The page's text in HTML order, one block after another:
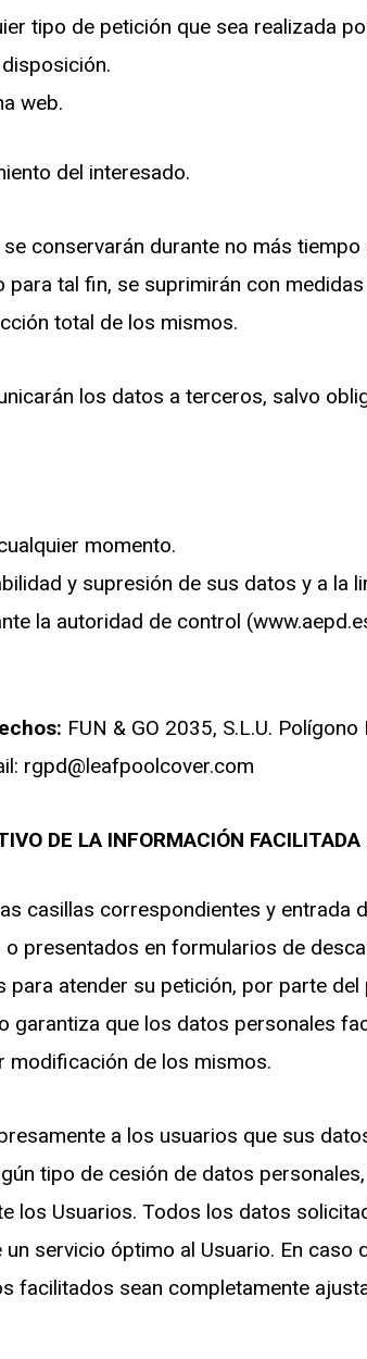
tipo de petición que sea realizada
web.
del interesado.
se conservarán durante no más
tal fin, se suprimirán con
total de los mismos.
los datos a terceros, salvo
momento.
y supresión de sus datos y a la
la autoridad de control
FUN & GO 2035, S.L.U.
rgpd@leafpoolcover.com
DE LA INFORMACIÓN FACILITADA
casillas correspondientes y entrada
presentados en formularios de
atender su petición, por parte
garantiza que los datos personales
modificación de los mismos.
a los usuarios que sus
tipo de cesión de datos
los Usuarios. Todos los datos
servicio óptimo al Usuario. En
facilitados sean completamente